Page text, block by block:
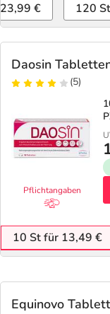
€ 120
Daosin
(5)
Pflichtangaben
10 St für 13,49 €
Equinovo